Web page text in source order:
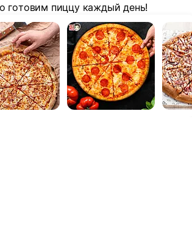
готовим пиццу каждый день!